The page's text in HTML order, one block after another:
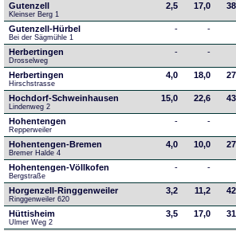
Gutenzell
Kleinser Berg 1
2,5 17,0
Gutenzell-Hürbel
Bei der Sägmühle 1
- -
Herbertingen
Drosselweg
- -
Herbertingen
Hirschstrasse
4,0 18,0
Hochdorf-Schweinhausen
Lindenweg 2
15,0 22,6
Hohentengen
Repperweiler
- -
Hohentengen-Bremen
Bremer Halde 4
4,0 10,0
Hohentengen-Völlkofen
Bergstraße
- -
Horgenzell-Ringgenweiler
Ringgenweiler 620
3,2 11,2
Hüttisheim
Ulmer Weg 2
3,5 17,0